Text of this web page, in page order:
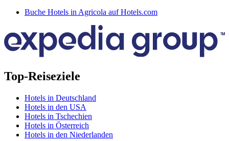
Buche Hotels in Agricola auf Hotels.com
Top-Reiseziele
Hotels in Deutschland
Hotels in den USA
Hotels in Tschechien
Hotels in Österreich
Hotels in den Niederlanden